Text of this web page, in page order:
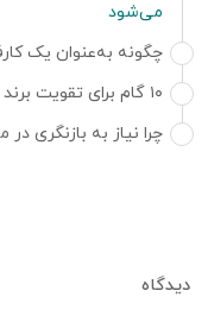
می‌شود
چگونه به‌عنوان یک
۱۰ گام برای تقویت برند کارفرمایی
چرا نیاز به بازنگری در
دیدگاه